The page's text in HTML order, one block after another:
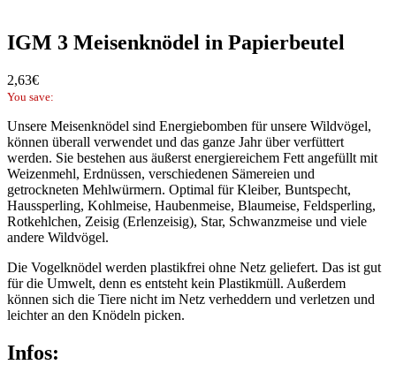
IGM 3 Meisenknödel in Papierbeutel
2,63€
You save:
Unsere Meisenknödel sind Energiebomben für unsere Wildvögel,
können überall verwendet und das ganze Jahr über verfüttert
werden. Sie bestehen aus äußerst energiereichem Fett angefüllt mit
Weizenmehl, Erdnüssen, verschiedenen Sämereien und
getrockneten Mehlwürmern. Optimal für Kleiber, Buntspecht,
Haussperling, Kohlmeise, Haubenmeise, Blaumeise, Feldsperling,
Rotkehlchen, Zeisig (Erlenzeisig), Star, Schwanzmeise und viele
andere Wildvögel.
Die Vogelknödel werden plastikfrei ohne Netz geliefert. Das ist gut
für die Umwelt, denn es entsteht kein Plastikmüll. Außerdem
können sich die Tiere nicht im Netz verheddern und verletzen und
leichter an den Knödeln picken.
Infos: